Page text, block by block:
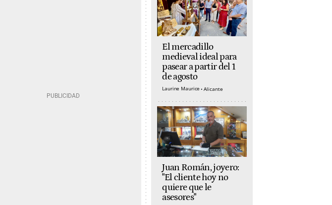
El mercadillo
medieval ideal para
pasear a partir del 1
de agosto
Laurine Maurice Alicante
Juan Román, joyero:
"El cliente hoy no
quiere que le
asesores"